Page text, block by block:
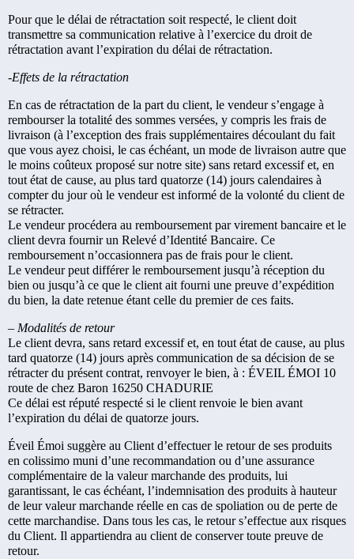
Pour que le délai de rétractation soit respecté, le client doit
transmettre sa communication relative à l’exercice du droit de
rétractation avant l’expiration du délai de rétractation.
-Effets de la rétractation
En cas de rétractation de la part du client, le vendeur s’engage à
rembourser la totalité des sommes versées, y compris les frais de
livraison (à l’exception des frais supplémentaires découlant du fait
que vous ayez choisi, le cas échéant, un mode de livraison autre que
le moins coûteux proposé sur notre site) sans retard excessif et, en
tout état de cause, au plus tard quatorze (14) jours calendaires à
compter du jour où le vendeur est informé de la volonté du client de
se rétracter.
Le vendeur procédera au remboursement par virement bancaire et le
client devra fournir un Relevé d’Identité Bancaire. Ce
remboursement n’occasionnera pas de frais pour le client.
Le vendeur peut différer le remboursement jusqu’à réception du
bien ou jusqu’à ce que le client ait fourni une preuve d’expédition
du bien, la date retenue étant celle du premier de ces faits.
– Modalités de retour
Le client devra, sans retard excessif et, en tout état de cause, au plus
tard quatorze (14) jours après communication de sa décision de se
rétracter du présent contrat, renvoyer le bien, à : ÉVEIL ÉMOI 10
route de chez Baron 16250 CHADURIE
Ce délai est réputé respecté si le client renvoie le bien avant
l’expiration du délai de quatorze jours.
Éveil Émoi suggère au Client d’effectuer le retour de ses produits
en colissimo muni d’une recommandation ou d’une assurance
complémentaire de la valeur marchande des produits, lui
garantissant, le cas échéant, l’indemnisation des produits à hauteur
de leur valeur marchande réelle en cas de spoliation ou de perte de
cette marchandise. Dans tous les cas, le retour s’effectue aux risques
du Client. Il appartiendra au client de conserver toute preuve de
retour.